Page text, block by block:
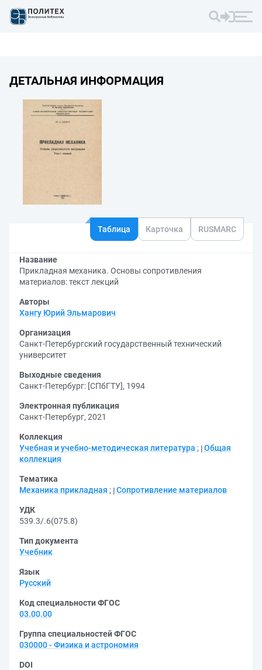
ДЕТАЛЬНАЯ ИНФОРМАЦИЯ
Таблица Карточка RUSMARC
Название
Прикладная механика. Основы сопротивления
материалов: текст лекций
Авторы
Хангу Юрий Эльмарович
Организация
Санкт-Петербургский государственный технический
университет
Выходные сведения
Санкт-Петербург: [СПбГТУ], 1994
Электронная публикация
Санкт-Петербург, 2021
Коллекция
Учебная и учебно-методическая литература ; Общая
коллекция
Тематика
Механика прикладная ; Сопротивление материалов
УДК
539.3/.6(075.8)
Тип документа
Учебник
Язык
Русский
Код специальности ФГОС
03.00.00
Группа специальностей ФГОС
030000 - Физика и астрономия
DOI